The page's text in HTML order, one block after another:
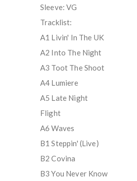
Sleeve: VG
Tracklist:
A1 Livin' In The UK
A2 Into The Night
A3 Toot The Shoot
A4 Lumiere
A5 Late Night
Flight
A6 Waves
B1 Steppin' (Live)
B2 Covina
B3 You Never Know